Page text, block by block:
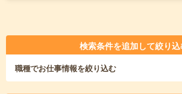
検索条件を追加して絞り
職種でお仕事情報を絞り込む